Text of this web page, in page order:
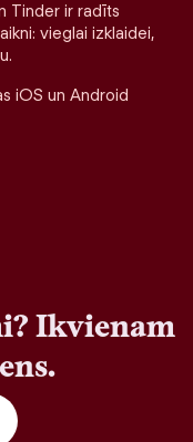
Tinder ir radīts
vieglai izklaidei,
iOS un Android
Ikvienam